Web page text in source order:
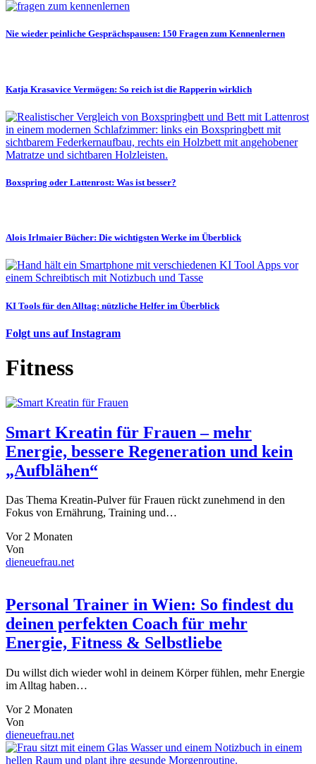
Nie wieder peinliche Gesprächspausen: 150 Fragen zum Kennenlernen
Katja Krasavice Vermögen: So reich ist die Rapperin wirklich
Boxspring oder Lattenrost: Was ist besser?
Alois Irlmaier Bücher: Die wichtigsten Werke im Überblick
KI Tools für den Alltag: nützliche Helfer im Überblick
Folgt uns auf Instagram
Fitness
Smart Kreatin für Frauen – mehr
Energie, bessere Regeneration und kein
„Aufblähen“
Das Thema Kreatin-Pulver für Frauen rückt zunehmend in den
Fokus von Ernährung, Training und…
Vor 2 Monaten
Von
dieneuefrau.net
Personal Trainer in Wien: So findest du
deinen perfekten Coach für mehr
Energie, Fitness & Selbstliebe
Du willst dich wieder wohl in deinem Körper fühlen, mehr Energie
im Alltag haben…
Vor 2 Monaten
Von
dieneuefrau.net